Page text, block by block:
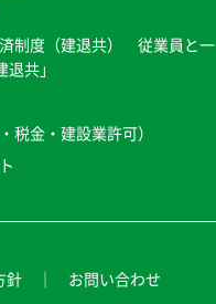
制度（建退共） 従業員と一
共」
税金・建設業許可）
針 お問い合わせ